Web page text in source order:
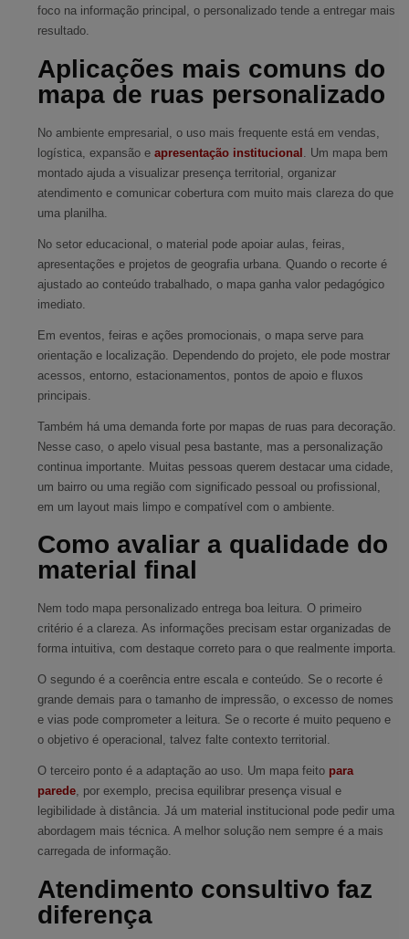
foco na informação principal, o personalizado tende a entregar mais
resultado.
Aplicações mais comuns do
mapa de ruas personalizado
No ambiente empresarial, o uso mais frequente está em vendas,
logística, expansão eapresentação institucional . Um mapa bem
montado ajuda a visualizar presença territorial, organizar
atendimento e comunicar cobertura com muito mais clareza do que
uma planilha.
No setor educacional, o material pode apoiar aulas, feiras,
apresentações e projetos de geografia urbana. Quando o recorte é
ajustado ao conteúdo trabalhado, o mapa ganha valor pedagógico
imediato.
Em eventos, feiras e ações promocionais, o mapa serve para
orientação e localização. Dependendo do projeto, ele pode mostrar
acessos, entorno, estacionamentos, pontos de apoio e fluxos
principais.
Também há uma demanda forte por mapas de ruas para decoração.
Nesse caso, o apelo visual pesa bastante, mas a personalização
continua importante. Muitas pessoas querem destacar uma cidade,
um bairro ou uma região com significado pessoal ou profissional,
em um layout mais limpo e compatível com o ambiente.
Como avaliar a qualidade do
material final
Nem todo mapa personalizado entrega boa leitura. O primeiro
critério é a clareza. As informações precisam estar organizadas de
forma intuitiva, com destaque correto para o que realmente importa.
O segundo é a coerência entre escala e conteúdo. Se o recorte é
grande demais para o tamanho de impressão, o excesso de nomes
e vias pode comprometer a leitura. Se o recorte é muito pequeno e
o objetivo é operacional, talvez falte contexto territorial.
O terceiro ponto é a adaptação ao uso. Um mapa feito para
parede, por exemplo, precisa equilibrar presença visual e
legibilidade à distância. Já um material institucional pode pedir uma
abordagem mais técnica. A melhor solução nem sempre é a mais
carregada de informação.
Atendimento consultivo faz
diferença